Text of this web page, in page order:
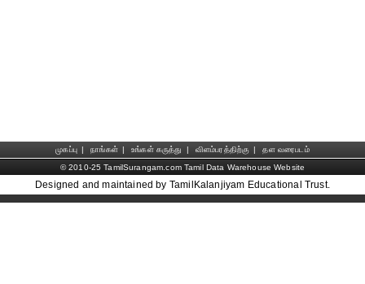
முகப்பு | நாங்கள் | உங்கள் கருத்து | விளம்பரத்திற்கு |
தள வரைபடம்
© 2010-25 TamilSurangam.com Tamil Data Warehouse Website
Designed and maintained by TamilKalanjiyam Educational Trust.